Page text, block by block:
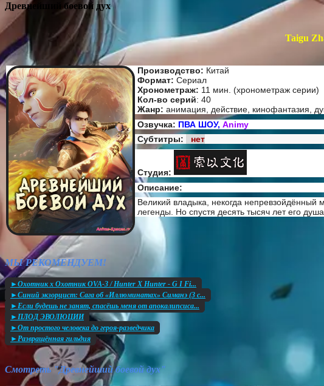
Древнейший боевой дух
Taigu
Производство: Китай
Формат: Сериал
Хронометраж: 11 мин. (хронометраж серии)
Кол-во серий: 40
Жанр: анимация, действие, кинофантазия,
Озвучка: ПВА ШОУ, Animy
Субтитры:
нет
Студия:
Описание:
Великий владыка, некогда непревзойдённый
легенды. Но спустя десять тысяч лет его
МЫ РЕКОМЕНДУЕМ!
►Охотник х Охотник OVA-3 / Hunter X Hunter - G I Fi...
►Синий экзорцист: Сага об «Иллюминатах» Симанэ (3 с...
►Если будешь не занят, спасёшь меня от апокалипсиса...
►ПЛОД ЭВОЛЮЦИИ
►От простого человека до героя-разведчика
►Развращённая гильдия
Смотреть "Древнейший боевой дух"